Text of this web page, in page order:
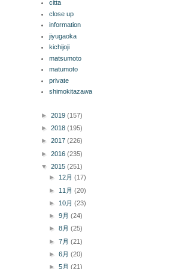
citta
close up
information
jiyugaoka
kichijoji
matsumoto
matumoto
private
shimokitazawa
► 2019 (157)
► 2018 (195)
► 2017 (226)
► 2016 (235)
▼ 2015 (251)
► 12月(17)
► 11月(20)
► 10月(23)
►9月(24)
►8月(25)
►7月(21)
►6月(20)
►5月(21)